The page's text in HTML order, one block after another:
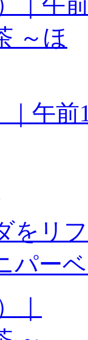
｜午
をリ
パー